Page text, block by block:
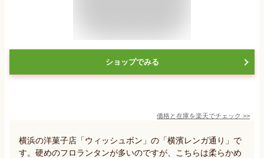
ショップでみる
価格と在庫を楽天でチェック >>
横浜の洋菓子店「ウィッシュボン」の「横濱レンガ通り」で
す。硬めのフロランタンが多いのですが、こちらは柔らかめ